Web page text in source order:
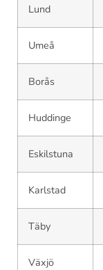
Lund
Umeå
Borås
Huddinge
Eskilstuna
Karlstad
Täby
Växjö